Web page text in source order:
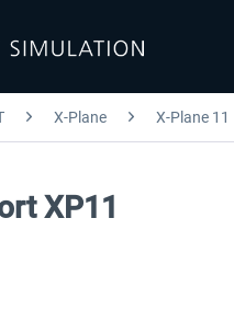
X-Plane X-Plane 11
XP11